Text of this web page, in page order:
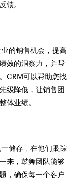
馈。
的销售机会，提高
效的洞察力，并帮
CRM可以帮助您找
级降低，让销售团
体业绩。
储存，在他们跟踪
来，鼓舞团队能够
，确保每一个客户